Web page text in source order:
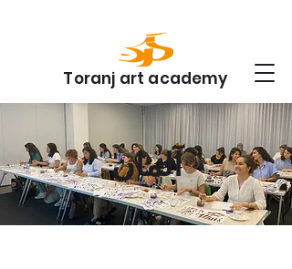
Toranj art academy
آلمان